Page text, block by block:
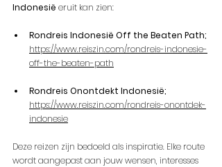
Indonesië eruit kan zien:
Rondreis Indonesië Off the Beaten Path;
https://www.reiszin.com/rondreis-indonesie-
off-the-beaten-path
Rondreis Onontdekt Indonesië;
https://www.reiszin.com/rondreis-onontdek-
indonesie
Deze reizen zijn bedoeld als inspiratie. Elke route
wordt aangepast aan jouw wensen, interesses